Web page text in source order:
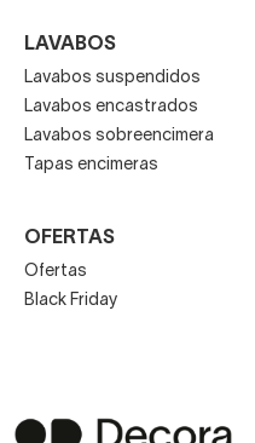
LAVABOS
Lavabos suspendidos
Lavabos encastrados
Lavabos sobreencimera
Tapas encimeras
OFERTAS
Ofertas
Black Friday